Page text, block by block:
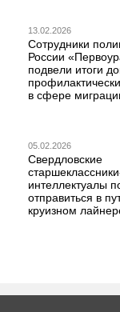
13.02.2026
Сотрудники
России
подвели итоги
в сфере
05.02.2026
Свердловские
интеллектуалы
отправиться в
круизном